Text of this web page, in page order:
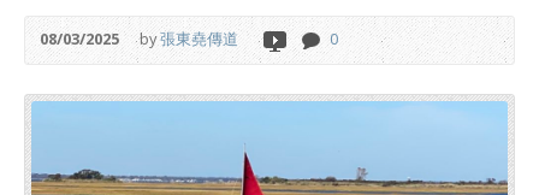
08/03/2025 by張東堯傳道 0